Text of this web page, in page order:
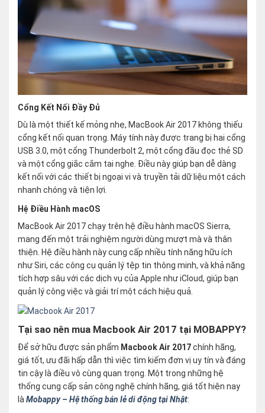
Cổng Kết Nối Đầy Đủ
Dù là một thiết kế mỏng nhẹ, MacBook Air 2017 không thiếu
cổng kết nối quan trọng. Máy tính này được trang bị hai cổng
USB 3.0, một cổng Thunderbolt 2, một cổng đầu đọc thẻ SD
và một cổng giắc cắm tai nghe. Điều này giúp bạn dễ dàng
kết nối với các thiết bị ngoại vi và truyền tải dữ liệu một cách
nhanh chóng và tiện lợi.
Hệ Điều Hành macOS
MacBook Air 2017 chạy trên hệ điều hành macOS Sierra,
mang đến một trải nghiệm người dùng mượt mà và thân
thiện. Hệ điều hành này cung cấp nhiều tính năng hữu ích
như Siri, các công cụ quản lý tệp tin thông minh, và khả năng
tích hợp sâu với các dịch vụ của Apple như iCloud, giúp bạn
quản lý công việc và giải trí một cách hiệu quả.
Tại sao nên mua Macbook Air 2017 tại MOBAPPY?
Để sở hữu được sản phẩm Macbook Air 2017chính hãng,
giá tốt, ưu đãi hấp dẫn thì việc tìm kiếm đơn vị uy tín và đáng
tin cậy là điều vô cùng quan trọng. Một trong những hệ
thống cung cấp sản công nghệ chính hãng, giá tốt hiện nay
làMobappy – Hệ thống bán lẻ di động tại Nhật: